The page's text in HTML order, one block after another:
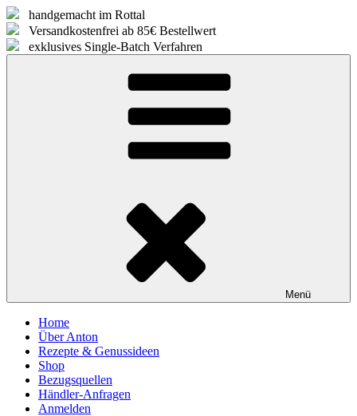
Zum
Inhalt
springen
handgemacht im Rottal
Versandkostenfrei ab 85€ Bestellwert
exklusives Single-Batch Verfahren
Menü
Home
Über Anton
Rezepte & Genussideen
Shop
Bezugsquellen
Händler-Anfragen
Anmelden